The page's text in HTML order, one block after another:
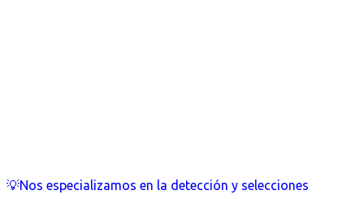
💡Nos especializamos en la detección y selecciones